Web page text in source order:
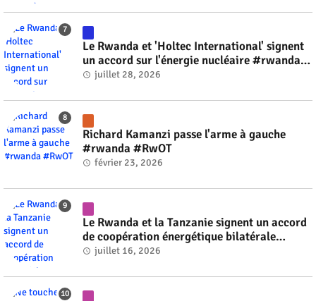
Le Rwanda et 'Holtec International' signent
un accord sur l'énergie nucléaire #rwanda
#RwOT
juillet 28, 2026
Richard Kamanzi passe l'arme à gauche
#rwanda #RwOT
février 23, 2026
Le Rwanda et la Tanzanie signent un accord
de coopération énergétique bilatérale
#rwanda #RwOT
juillet 16, 2026